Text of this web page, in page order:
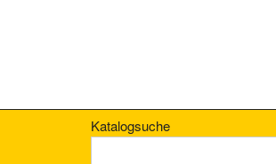
Katalogsuche